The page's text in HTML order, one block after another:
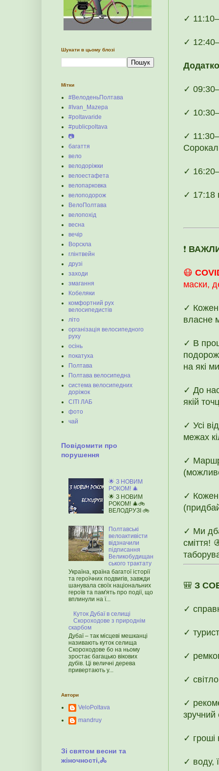
✓
✓
✓
✓
✓
✓
✓ 17:18
❗️
😷
маски,
✓ Кожен
власне
✓ В
на які
✓ До
якій
✓ Усі
межах
✓
✓ Кожен
✓ Ми
сміття!
🎒 З
✓
✓
✓
✓
✓
зручний
✓ гроші
✓ воду,
Шукати в цьому блозі
Мітки
#ВелоденьПолтава
#Ivan_Mazepa
#poltavaride
#publicpoltava
📷
багаття
вело
велодоріжки
велоестафета
велопарковка
велоподорож
ВелоПолтава
велопохід
весна
вечір
Ворскла
глінтвейн
друзі
заходи
змагання
Кобеляки
комфортний рух
велосипедистів
літо
організація велосипедного
руху
осінь
покатуха
Полтава
Полтава велосипедна
система велосипедних
доріжок
СІТІ ЛАБ
фото
чай
Повідомити про
порушення
🌟 З НОВИМ
РОКОМ! 🎄
🌟 З НОВИМ
РОКОМ! 🎄🚲
ВЕЛОДРУЗІ 🚲
Полтавські
велоактивісти
відзначили
підписання
Великобудищан
ського трактату
Україна, країна багатої історії
та героїчних подвигів, завжди
шанувала своїх національних
героїв та пам'ять про події, що
вплинули на ї...
Куток Дубаї в селищі
Скороходове з природнім
скарбом
Дубаї – так місцеві мешканці
називають куток селища
Скороходове бо на ньому
зростає багацько вікових
дубів. Ці величні дерева
привертають у...
Автори
VeloPoltava
mandruy
Зі святом весни та
жіночності,🚴